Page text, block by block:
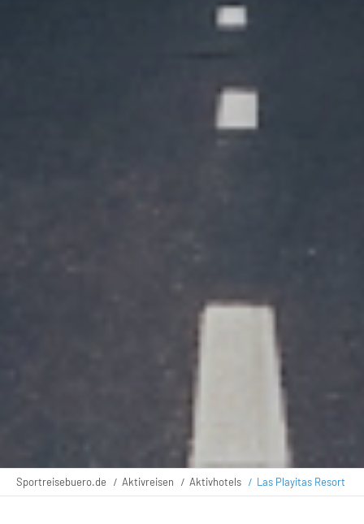
Sportreisebuero.de Aktivreisen Aktivhotels Las Playitas Resort